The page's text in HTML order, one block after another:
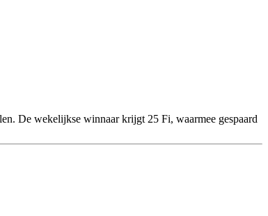
De wekelijkse winnaar krijgt 25 Fi, waarmee gespaard